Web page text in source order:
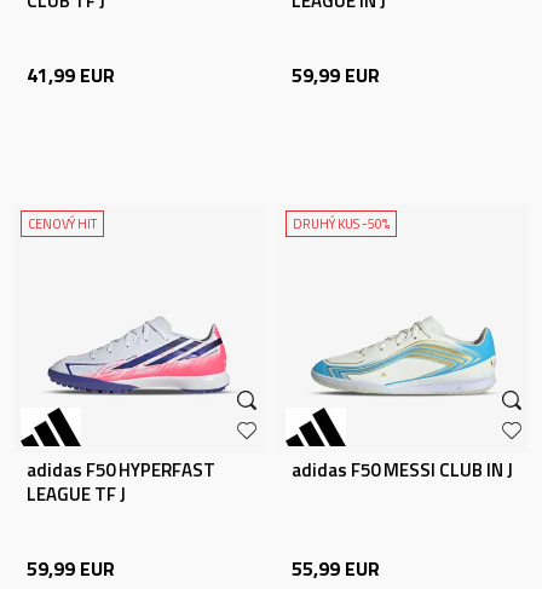
41,99 EUR 59,99 EUR
CENOVÝ HIT
adidas F50 HYPERFAST
LEAGUE TF J
59,99 EUR
DRUHÝ KUS -50%
adidas F50 MESSI CLUB IN J
55,99 EUR